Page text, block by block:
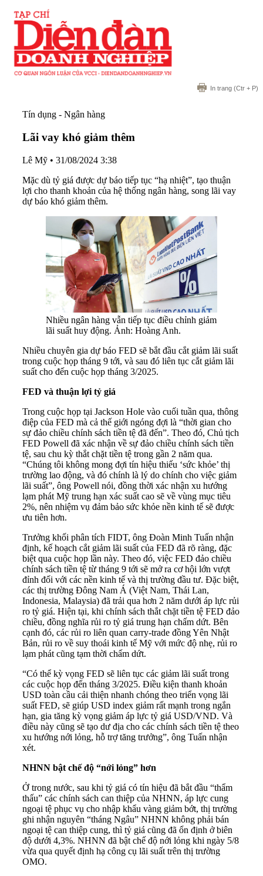
In trang (Ctr + P)
Tín dụng - Ngân hàng
Lãi vay khó giảm thêm
Lê Mỹ • 31/08/2024 3:38
Mặc dù tỷ giá được dự báo tiếp tục “hạ nhiệt”, tạo thuận
lợi cho thanh khoản của hệ thống ngân hàng, song lãi vay
dự báo khó giảm thêm.
Nhiều ngân hàng vẫn tiếp tục điều chỉnh giảm
lãi suất huy động. Ảnh: Hoàng Anh.
Nhiều chuyên gia dự báo FED sẽ bắt đầu cắt giảm lãi suất
trong cuộc họp tháng 9 tới, và sau đó liên tục cắt giảm lãi
suất cho đến cuộc họp tháng 3/2025.
FED và thuận lợi tỷ giá
Trong cuộc họp tại Jackson Hole vào cuối tuần qua, thông
điệp của FED mà cả thế giới ngóng đợi là “thời gian cho
sự đảo chiều chính sách tiền tệ đã đến”. Theo đó, Chủ tịch
FED Powell đã xác nhận về sự đảo chiều chính sách tiền
tệ, sau chu kỳ thắt chặt tiền tệ trong gần 2 năm qua.
“Chúng tôi không mong đợi tín hiệu thiếu ‘sức khỏe’ thị
trường lao động, và đó chính là lý do chính cho việc giảm
lãi suất”, ông Powell nói, đồng thời xác nhận xu hướng
lạm phát Mỹ trung hạn xác suất cao sẽ về vùng mục tiêu
2%, nên nhiệm vụ đảm bảo sức khỏe nền kinh tế sẽ được
ưu tiên hơn.
Trưởng khối phân tích FIDT, ông Đoàn Minh Tuấn nhận
định, kế hoạch cắt giảm lãi suất của FED đã rõ ràng, đặc
biệt qua cuộc họp lần này. Theo đó, việc FED đảo chiều
chính sách tiền tệ từ tháng 9 tới sẽ mở ra cơ hội lớn vượt
đỉnh đối với các nền kinh tế và thị trường đầu tư. Đặc biệt,
các thị trường Đông Nam Á (Việt Nam, Thái Lan,
Indonesia, Malaysia) đã trải qua hơn 2 năm dưới áp lực rủi
ro tỷ giá. Hiện tại, khi chính sách thắt chặt tiền tệ FED đảo
chiều, đồng nghĩa rủi ro tỷ giá trung hạn chấm dứt. Bên
cạnh đó, các rủi ro liên quan carry-trade đồng Yên Nhật
Bản, rủi ro về suy thoái kinh tế Mỹ với mức độ nhẹ, rủi ro
lạm phát cũng tạm thời chấm dứt.
“Có thể kỳ vọng FED sẽ liên tục các giảm lãi suất trong
các cuộc họp đến tháng 3/2025. Điều kiện thanh khoản
USD toàn cầu cải thiện nhanh chóng theo triển vọng lãi
suất FED, sẽ giúp USD index giảm rất mạnh trong ngắn
hạn, gia tăng kỳ vọng giảm áp lực tỷ giá USD/VND. Và
điều này cũng sẽ tạo dư địa cho các chính sách tiền tệ theo
xu hướng nới lỏng, hỗ trợ tăng trưởng”, ông Tuấn nhận
xét.
NHNN bật chế độ “nới lỏng” hơn
Ở trong nước, sau khi tỷ giá có tín hiệu đã bắt đầu “thẩm
thấu” các chính sách can thiệp của NHNN, áp lực cung
ngoại tệ phục vụ cho nhập khẩu vàng giảm bớt, thị trường
ghi nhận nguyên “tháng Ngâu” NHNN không phải bán
ngoại tệ can thiệp cung, thì tỷ giá cũng đã ổn định ở biên
độ dưới 4,3%. NHNN đã bật chế độ nới lỏng khi ngày 5/8
vừa qua quyết định hạ công cụ lãi suất trên thị trường
OMO.